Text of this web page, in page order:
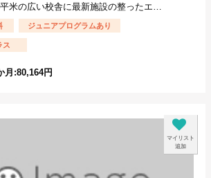
米の広い校舎に最新施設の整ったエ…
ジュニアプログラムあり
ス
:80,164円
マイリスト
追加